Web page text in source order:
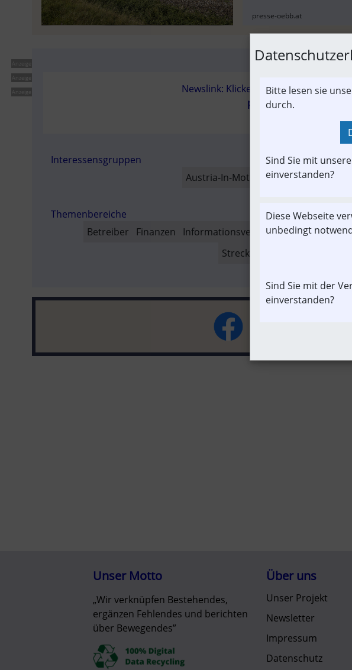
Anzeige
Anzeige
Anzeige
SOLD OUT
SOLD
presse-oebb.at
Newslink: Klicken Sie hier um auf
presse-oebb.at
Interessensgruppen
Austria-In-Motion
Branchenbeitrag
Themenbereiche
Betreiber
Finanzen Informationsverbund Konzept |
Strecken-Portrait
Unser Motto
„Wir verknüpfen Bestehendes,
ergänzen Fehlendes und berichten
über Bewegendes”
Über uns
Unser Projekt
Newsletter
Impressum
Datenschutz
Bitte lesen sie
durch.
Sind Sie mit
einverstanden?
Diese Webseite
unbedingt
Sind Sie mit der
einverstanden?